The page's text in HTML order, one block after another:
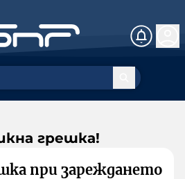
грешка!
при зареждането